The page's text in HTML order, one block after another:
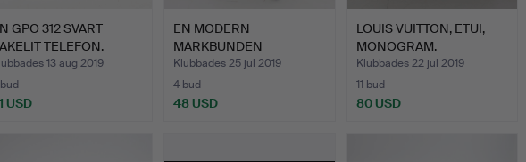
GPO 312 SVART
TELEFON.
13 aug 2019
USD
EN MODERN
MARKBUNDEN
BORDSKLOT.
Klubbades 25 jul 2019
4 bud
48 USD
LOUIS VUITTON, ETUI,
MONOGRAM.
Klubbades 22 jul 2019
11 bud
80 USD